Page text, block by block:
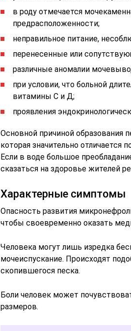
в роду отмечается
предрасположенности;
неправильное питание,
перенесенные или
различные аномалии
при условии, что больной
витамины С и Д;
проявления
Основной причиной образования
которая значительно отличается
Если в воде большое
сказаться на здоровье жителей
Характерные симптомы
Опасность развития
чтобы своевременно оказать
Человека могут лишь изредка
мочеиспускание. Происходят
скопившегося песка.
Боли человек может
размеров.